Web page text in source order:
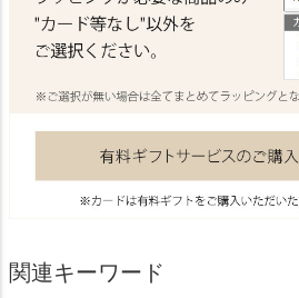
関連キーワード